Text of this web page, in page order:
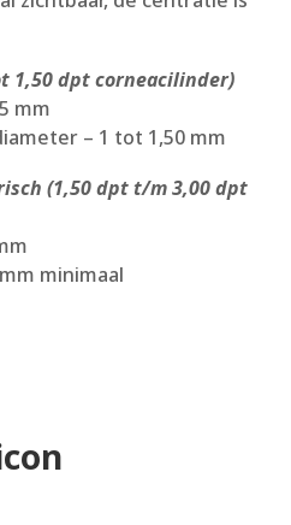
1,50 dpt corneacilinder)
mm
– 1 tot 1,50 mm
(1,50 dpt t/m 3,00 dpt
minimaal